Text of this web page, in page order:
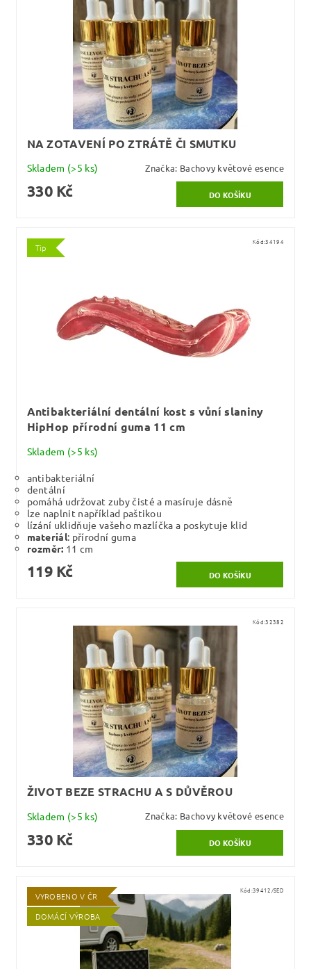
NA ZOTAVENÍ PO ZTRÁTĚ ČI SMUTKU
Skladem (>5 ks) Značka: Bachovy květové esence
330 Kč
Tip
Kód:34194
Antibakteriální dentální kost s vůní slaniny
HipHop přírodní guma 11 cm
Skladem (>5 ks)
antibakteriální
dentální
pomáhá udržovat zuby čisté a masíruje dásně
lze naplnit například paštikou
lízání uklidňuje vašeho mazlíčka a poskytuje klid
materiál: přírodní guma
rozměr: 11 cm
119 Kč
Kód:32382
ŽIVOT BEZE STRACHU A S DŮVĚROU
Skladem (>5 ks) Značka: Bachovy květové esence
330 Kč
VYROBENO V ČR
DOMÁCÍ VÝROBA
Kód:39412/SED